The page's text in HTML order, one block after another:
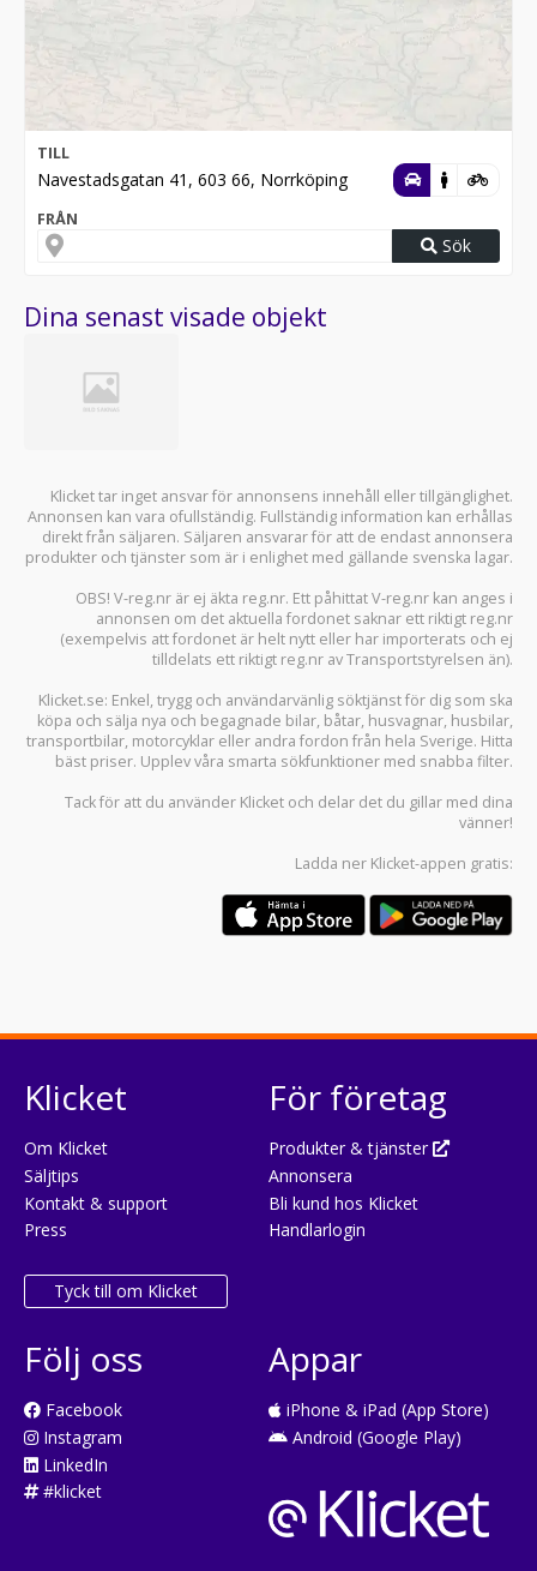
TILL
Navestadsgatan 41, 603 66, Norrköping
FRÅN
Sök
Dina senast visade objekt
Klicket tar inget ansvar för annonsens innehåll eller tillgänglighet.
Annonsen kan vara ofullständig. Fullständig information kan erhållas
direkt från säljaren. Säljaren ansvarar för att de endast annonsera
produkter och tjänster som är i enlighet med gällande svenska lagar.
OBS! V-reg.nr är ej äkta reg.nr. Ett påhittat V-reg.nr kan anges i
annonsen om det aktuella fordonet saknar ett riktigt reg.nr
(exempelvis att fordonet är helt nytt eller har importerats och ej
tilldelats ett riktigt reg.nr av Transportstyrelsen än).
Klicket.se: Enkel, trygg och användarvänlig söktjänst för dig som ska
köpa och sälja nya och begagnade bilar, båtar, husvagnar, husbilar,
transportbilar, motorcyklar eller andra fordon från hela Sverige. Hitta
bäst priser. Upplev våra smarta sökfunktioner med snabba filter.
Tack för att du använder Klicket och delar det du gillar med dina
vänner!
Ladda ner Klicket-appen gratis:
Klicket
Om Klicket
Säljtips
Kontakt & support
Press
Tyck till om Klicket
För företag
Produkter & tjänster
Annonsera
Bli kund hos Klicket
Handlarlogin
Följ oss
Facebook
Instagram
LinkedIn
#klicket
Appar
iPhone & iPad (App Store)
Android (Google Play)